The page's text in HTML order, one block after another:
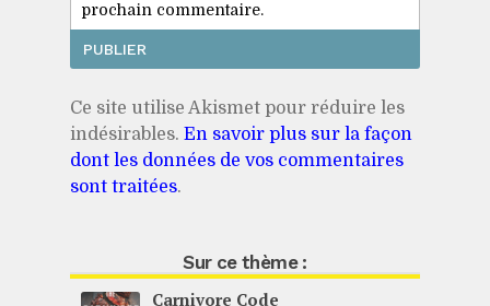
prochain commentaire.
Ce site utilise Akismet pour réduire les
indésirables. En savoir plus sur la façon
dont les données de vos commentaires
sont traitées.
Sur ce thème :
Carnivore Code